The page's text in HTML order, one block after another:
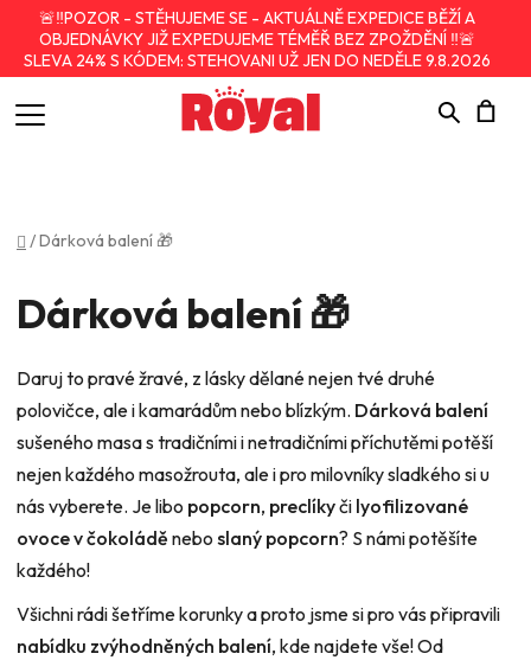
🚨‼️POZOR - STĚHUJEME SE - AKTUÁLNĚ EXPEDICE BĚŽÍ A
OBJEDNÁVKY JIŽ EXPEDUJEME TÉMĚŘ BEZ ZPOŽDĚNÍ ‼️🚨
SLEVA 24% S KÓDEM: STEHOVANI UŽ JEN DO NEDĚLE 9.8.2026
Hledat
Domů
/Dárková balení 🎁
Dárková balení 🎁
Daruj to pravé žravé, z lásky dělané nejen tvé druhé
polovičce, ale i kamarádům nebo blízkým. Dárková balení
sušeného masa s tradičními i netradičními příchutěmi potěší
nejen každého masožrouta, ale i pro milovníky sladkého si u
nás vyberete. Je libo popcorn, preclíkyči lyofilizované
ovoce v čokoládě nebo slaný popcorn? S námi potěšíte
každého!
Všichni rádi šetříme korunky a proto jsme si pro vás připravili
nabídku zvýhodněných balení, kde najdete vše! Od